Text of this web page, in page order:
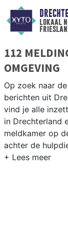
lokaal
112
OMGEVING
Op zoek naar
berichten uit
vind je alle
in Drechterland
meldkamer op
achter de